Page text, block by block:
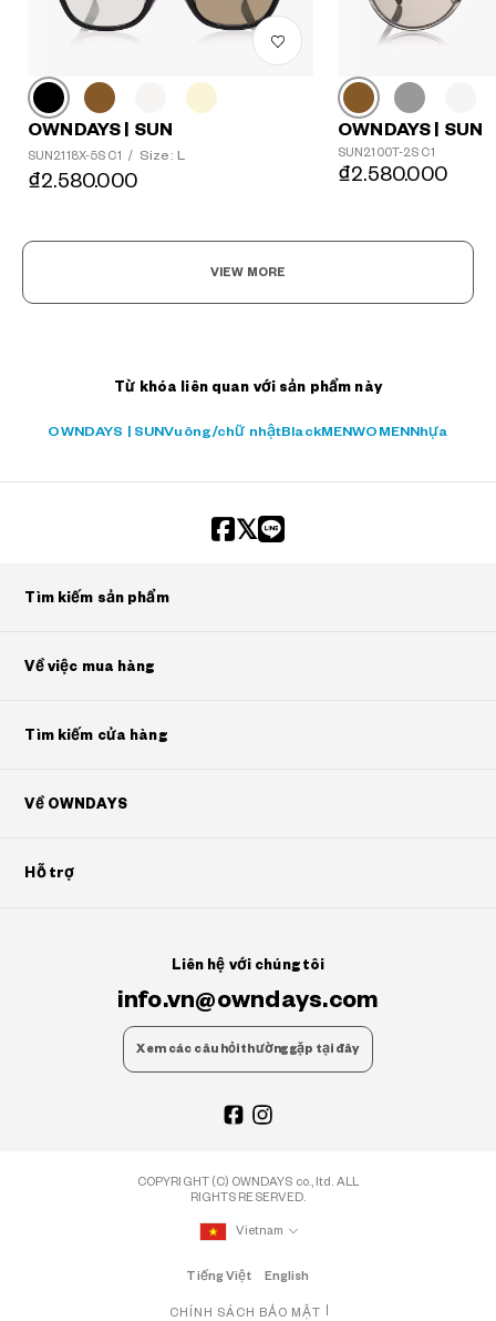
OWNDAYS | SUN
SUN2118X-5S C1 / Size: L
₫2.580.000
OWNDAYS | SUN
SUN2100T-2S C1
₫2.580.000
VIEW MORE
Từ khóa liên quan với sản phẩm này
OWNDAYS | SUNVuông/chữ nhậtBlackMENWOMEN Nhựa
Tìm kiếm sản phẩm
Về việc mua hàng
Tìm kiếm cửa hàng
Về OWNDAYS
Hỗ trợ
Liên hệ với chúng tôi
info.vn@owndays.com
Xem các câu hỏi thường gặp tại đây
COPYRIGHT (C) OWNDAYS co., ltd. ALL
RIGHTS RESERVED.
Vietnam
Tiếng Việt English
CHÍNH SÁCH BẢO MẬT